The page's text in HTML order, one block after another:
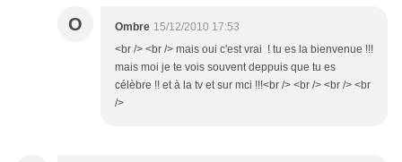
O Ombre 15/12/2010 17:53
<br /> <br /> mais oui c'est vrai ! tu es la bienvenue !!!
mais moi je te vois souvent deppuis que tu es
célèbre !! et à la tv et sur mci !!!<br /> <br /> <br /> <br
/>